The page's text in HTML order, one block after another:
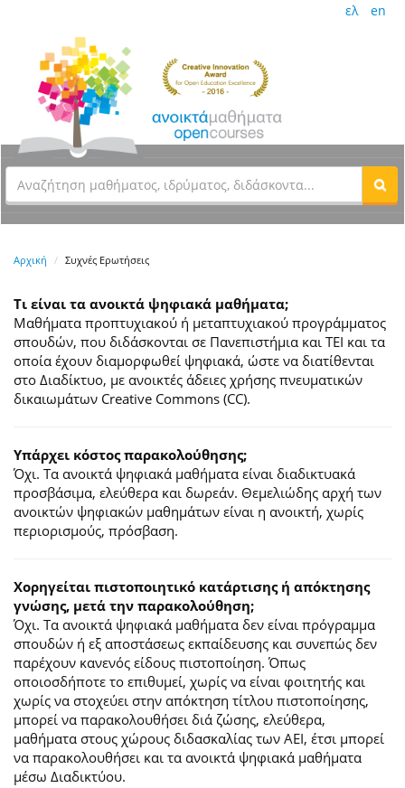
ελ en
Αρχική Συχνές Ερωτήσεις
Τι είναι τα ανοικτά ψηφιακά μαθήματα;
Μαθήματα προπτυχιακού ή μεταπτυχιακού προγράμματος
σπουδών, που διδάσκονται σε Πανεπιστήμια και ΤΕΙ και τα
οποία έχουν διαμορφωθεί ψηφιακά, ώστε να διατίθενται
στο Διαδίκτυο, με ανοικτές άδειες χρήσης πνευματικών
δικαιωμάτων Creative Commons (CC).
Υπάρχει κόστος παρακολούθησης;
Όχι. Τα ανοικτά ψηφιακά μαθήματα είναι διαδικτυακά
προσβάσιμα, ελεύθερα και δωρεάν. Θεμελιώδης αρχή των
ανοικτών ψηφιακών μαθημάτων είναι η ανοικτή, χωρίς
περιορισμούς, πρόσβαση.
Χορηγείται πιστοποιητικό κατάρτισης ή απόκτησης
γνώσης, μετά την παρακολούθηση;
Όχι. Τα ανοικτά ψηφιακά μαθήματα δεν είναι πρόγραμμα
σπουδών ή εξ αποστάσεως εκπαίδευσης και συνεπώς δεν
παρέχουν κανενός είδους πιστοποίηση. Όπως
οποιοσδήποτε το επιθυμεί, χωρίς να είναι φοιτητής και
χωρίς να στοχεύει στην απόκτηση τίτλου πιστοποίησης,
μπορεί να παρακολουθήσει διά ζώσης, ελεύθερα,
μαθήματα στους χώρους διδασκαλίας των ΑΕΙ, έτσι μπορεί
να παρακολουθήσει και τα ανοικτά ψηφιακά μαθήματα
μέσω Διαδικτύου.